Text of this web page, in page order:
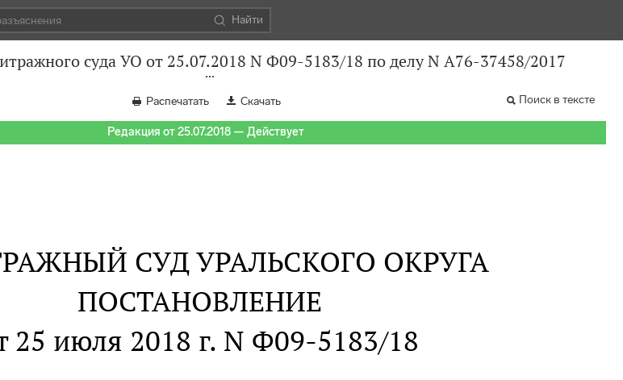
Найти
суда УО от 25.07.2018 N Ф09-5183/18 по делу N А76-37458/2017
Распечатать Скачать Поиск в тексте
Редакция от 25.07.2018 — Действует
СУД УРАЛЬСКОГО ОКРУГА
ПОСТАНОВЛЕНИЕ
25 июля 2018 г. N Ф09-5183/18